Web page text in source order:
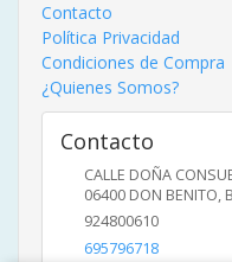
Contacto
Política Privacidad
Condiciones de Compra
¿Quienes Somos?
Contacto
CALLE DOÑA
06400 DON BENITO,
924800610
695796718